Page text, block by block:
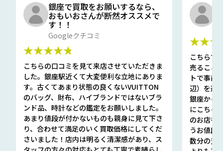
銀座で買取をお願いするなら、
おもいおさんが断然オススメで
す！！
Googleクチコミ
★★★★★
こちらの口コミを見て来店させていただきま
した。銀座駅近くて大変便利な立地にありま
す。古くてあまり状態の良くないVUITTON
のバッグ、財布、ハイブランドではないブラ
ンド品、時計などの鑑定をお願いしました。
あまり値段が付かないものも親身に見て下さ
り、合わせて満足のいく買取価格にしてくだ
さいました！店内は明るく清潔感があり、ス
こちらで
売ること
トで事前
辺）を選
銀座から
にこちら
のお店も
うお値段
数分の査